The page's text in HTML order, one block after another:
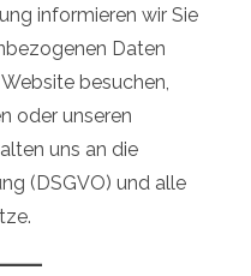
informieren wir Sie
Daten
besuchen,
oder unseren
uns an die
(DSGVO) und alle